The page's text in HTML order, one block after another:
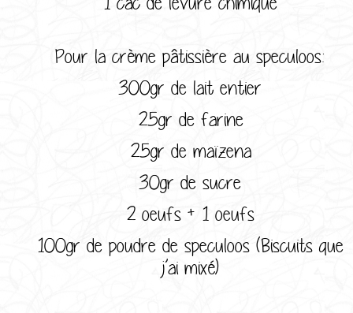
Pour la crème pâtissière au speculoos:
300gr de lait entier
25gr de farine
25gr de maïzena
30gr de sucre
2 oeufs + 1 oeufs
100gr de poudre de speculoos (Biscuits que
j’ai mixé)